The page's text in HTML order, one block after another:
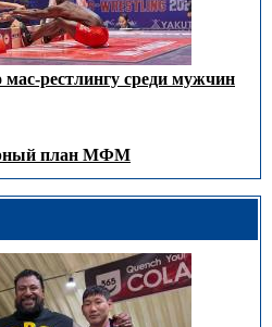
рестлингу среди мужчин
план МФМ